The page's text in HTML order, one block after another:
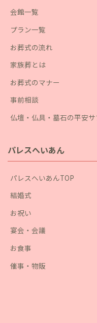
会館一覧
プラン一覧
お葬式の流れ
家族葬とは
お葬式のマナー
事前相談
仏壇・仏具・墓石の平安サ
パレスへいあん
パレスへいあんTOP
結婚式
お祝い
宴会・会議
お食事
催事・物販